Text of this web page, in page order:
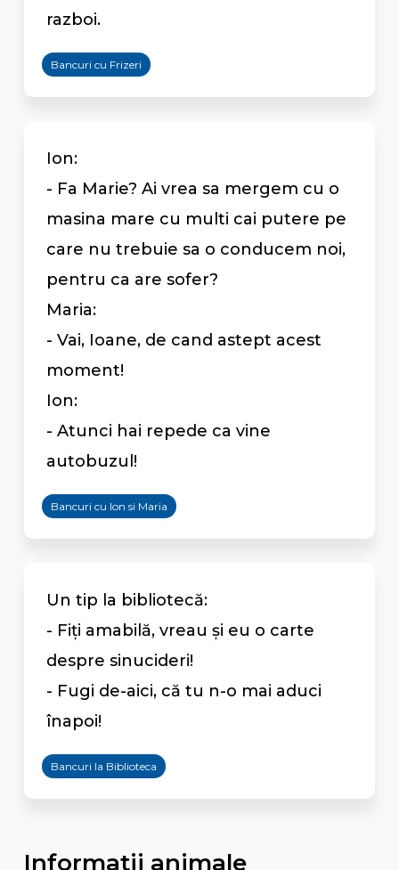
razboi.
Bancuri cu Frizeri
Ion:
- Fa Marie? Ai vrea sa mergem cu o
masina mare cu multi cai putere pe
care nu trebuie sa o conducem noi,
pentru ca are sofer?
Maria:
- Vai, Ioane, de cand astept acest
moment!
Ion:
- Atunci hai repede ca vine
autobuzul!
Bancuri cu Ion si Maria
Un tip la bibliotecă:
- Fiţi amabilă, vreau şi eu o carte
despre sinucideri!
- Fugi de-aici, că tu n-o mai aduci
înapoi!
Bancuri la Biblioteca
Informatii animale